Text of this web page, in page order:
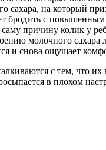
на который
бродить с
причину колик у
молочного сахара
и снова ощущает
с тем, что
в плохом